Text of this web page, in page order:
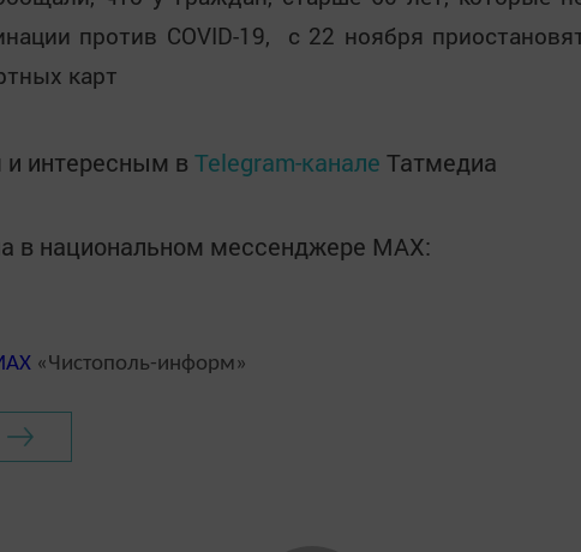
против COVID-19, с 22 ноября
карт
интересным в Telegram-канале Татмедиа
в национальном мессенджере MАХ:
«Чистополь-информ»